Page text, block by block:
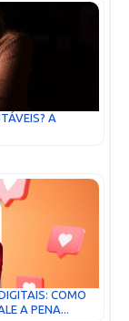
A
COMO
A PENA...